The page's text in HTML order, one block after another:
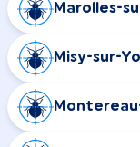
Marolles-
Misy-sur-